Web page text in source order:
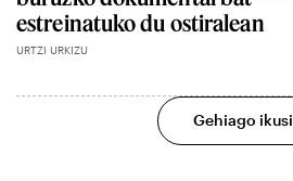
estreinatuko du ostiralean
URTZI URKIZU
Gehiago ikusi